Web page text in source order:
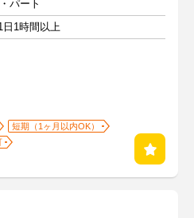
パート
日1時間以上
短期（1ヶ月以内OK）